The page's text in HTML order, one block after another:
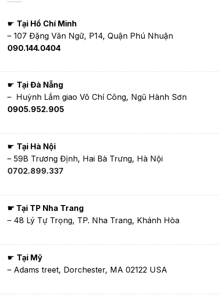
☛ Tại Hồ Chí Minh
– 107 Đặng Văn Ngữ, P14, Quận Phú Nhuận
090.144.0404
☛ Tại Đà Nẵng
– Huỳnh Lắm giao Võ Chí Công, Ngũ Hành Sơn
0905.952.905
☛ Tại Hà Nội
– 59B Trương Định, Hai Bà Trưng, Hà Nội
0702.899.337
☛ Tại TP Nha Trang
– 48 Lý Tự Trọng, TP. Nha Trang, Khánh Hòa
☛ Tại Mỹ
– Adams treet, Dorchester, MA 02122 USA